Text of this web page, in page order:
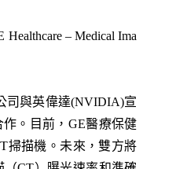
Healthcare – Medical Ima
司與英偉達(NVIDIA)宣
。目前，GE醫療保健
掃描機。未來，雙方將